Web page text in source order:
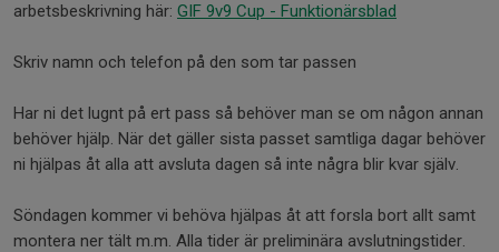
arbetsbeskrivning här: GIF 9v9 Cup - Funktionärsblad
Skriv namn och telefon på den som tar passen
Har ni det lugnt på ert pass så behöver man se om någon annan
behöver hjälp. När det gäller sista passet samtliga dagar behöver
ni hjälpas åt alla att avsluta dagen så inte några blir kvar själv.
Söndagen kommer vi behöva hjälpas åt att forsla bort allt samt
montera ner tält m.m. Alla tider är preliminära avslutningstider.